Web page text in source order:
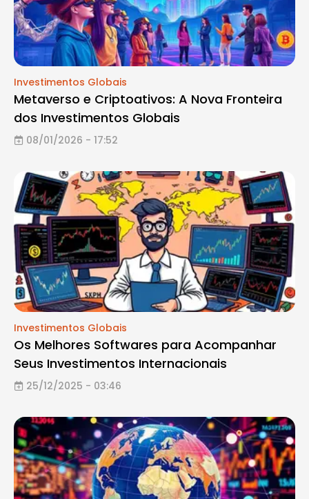
Investimentos Globais
Metaverso e Criptoativos: A Nova Fronteira
dos Investimentos Globais
08/01/2026 - 17:52
Investimentos Globais
Os Melhores Softwares para Acompanhar
Seus Investimentos Internacionais
25/12/2025 - 03:46